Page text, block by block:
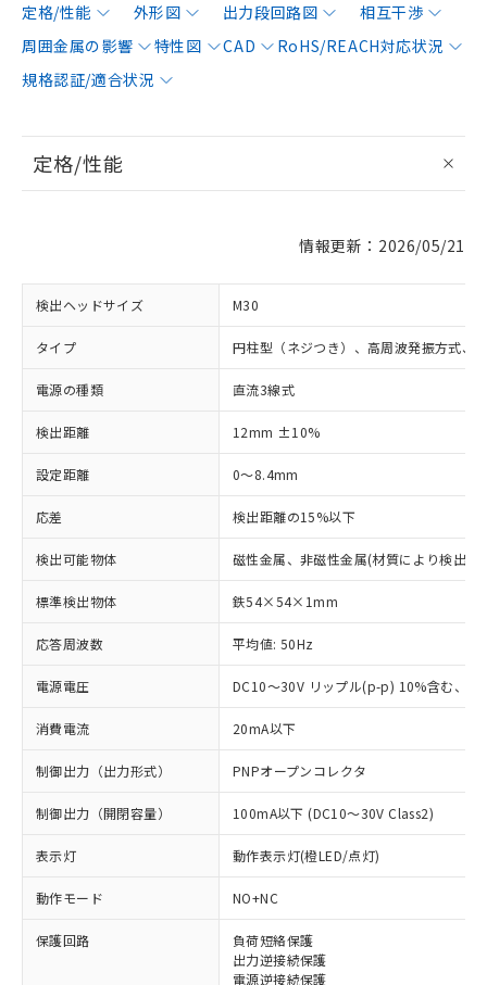
定格/性能 外形図 出力段回路図
相互干渉
周囲金属の影響
特性図 CAD
RoHS/REACH対応状況
規格認証/適合状況
定格/性能
情報更新：2026/05/21
検出ヘッドサイズ M30
タイプ 円柱型（ネジつき）、高周波発振方式、
電源の種類 直流3線式
検出距離 12mm ±10%
設定距離 0～8.4mm
応差 検出距離の15%以下
検出可能物体 磁性金属、非磁性金属(材質により検出距
標準検出物体 鉄54×54×1mm
応答周波数 平均値: 50Hz
電源電圧 DC10～30V リップル(p-p) 10%含む、
消費電流 20mA以下
制御出力（出力形式） PNPオープンコレクタ
制御出力（開閉容量） 100mA以下 (DC10～30V Class2)
表示灯 動作表示灯(橙LED/点灯)
動作モード NO+NC
保護回路
負荷短絡保護
出力逆接続保護
電源逆接続保護
※1 対応状況